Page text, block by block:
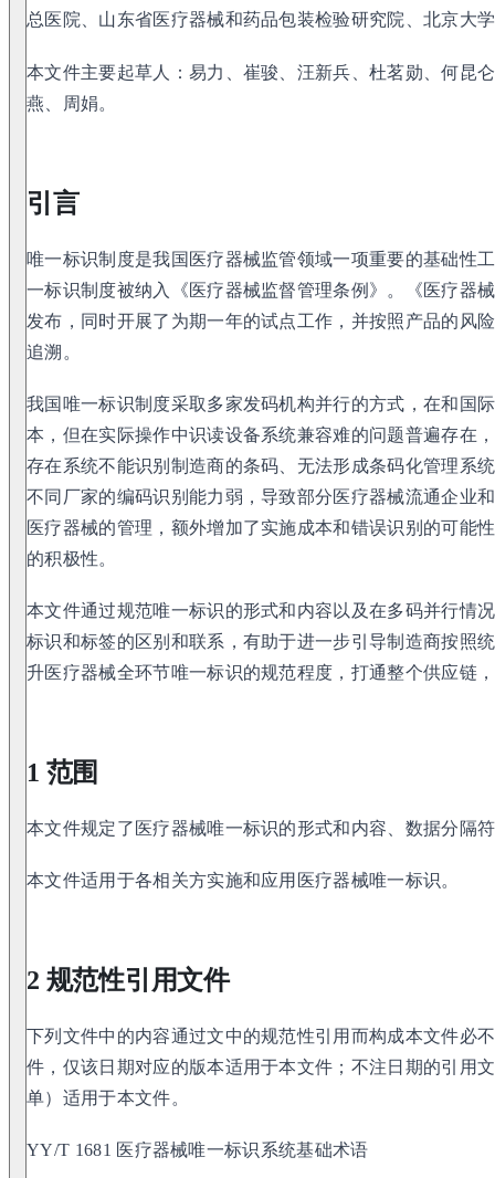
总医院、山东省医疗器械和药品包装检验研究院、北京大
本文件主要起草人：易力、崔骏、汪新兵、杜茗勋、何昆
燕、周娟。
引言
唯一标识制度是我国医疗器械监管领域一项重要的基础性
一标识制度被纳入《医疗器械监督管理条例》。《医疗器
发布，同时开展了为期一年的试点工作，并按照产品的风
追溯。
我国唯一标识制度采取多家发码机构并行的方式，在和国
本，但在实际操作中识读设备系统兼容难的问题普遍存在
存在系统不能识别制造商的条码、无法形成条码化管理系
不同厂家的编码识别能力弱，导致部分医疗器械流通企业
医疗器械的管理，额外增加了实施成本和错误识别的可能
的积极性。
本文件通过规范唯一标识的形式和内容以及在多码并行情
标识和标签的区别和联系，有助于进一步引导制造商按照
升医疗器械全环节唯一标识的规范程度，打通整个供应链
1 范围
本文件规定了医疗器械唯一标识的形式和内容、数据分隔
本文件适用于各相关方实施和应用医疗器械唯一标识。
2 规范性引用文件
下列文件中的内容通过文中的规范性引用而构成本文件必
件，仅该日期对应的版本适用于本文件；不注日期的引用
单）适用于本文件。
YY/T 1681 医疗器械唯一标识系统基础术语